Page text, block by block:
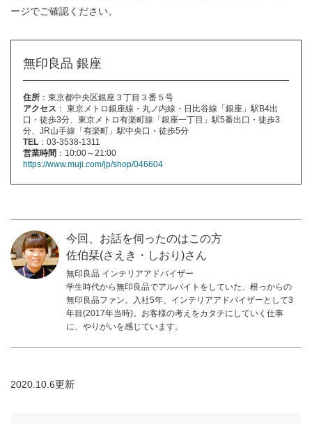
ージでご確認ください。
無印良品 銀座
住所 ：東京都中央区銀座３丁目３番５号
アクセス ： 東京メトロ銀座線・丸ノ内線・日比谷線「銀座」駅B4出
口・徒歩3分、東京メトロ有楽町線「銀座一丁目」駅5番出口・徒歩3
分、JR山手線「有楽町」駅中央口・徒歩5分
TEL ：03-3538-1311
営業時間 ：10:00～21:00
https://www.muji.com/jp/shop/046604
今回、お話を伺ったのはこの方
佐伯栞(さえき・しおり)さん
無印良品 インテリアアドバイザー
学生時代から無印良品でアルバイトをしていた、根っからの
無印良品ファン。入社5年、インテリアアドバイザーとして3
年目(2017年当時)。お客様の考えをカタチにしていく仕事
に、やりがいを感じています。
2020.10.6更新